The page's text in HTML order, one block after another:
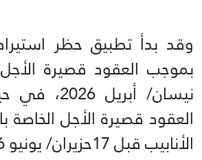
وقد بدأ تطبيق حظر
نيسان/ أبريل
العقود قصيرة الأجل الخاصة
الأنابيب قبل 17حزيران/ يونيو 2026.